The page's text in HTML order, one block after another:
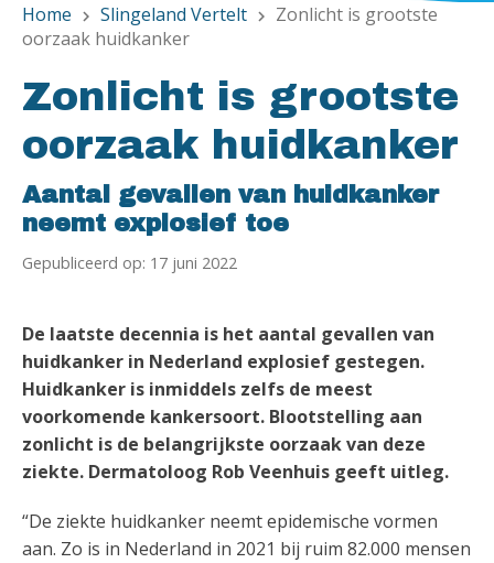
Home chevron_right Slingeland Vertelt chevron_right
Zonlicht is grootste
oorzaak huidkanker
Zonlicht is grootste
oorzaak huidkanker
Aantal gevallen van huidkanker
neemt explosief toe
Gepubliceerd op: 17 juni 2022
De laatste decennia is het aantal gevallen van
huidkanker in Nederland explosief gestegen.
Huidkanker is inmiddels zelfs de meest
voorkomende kankersoort. Blootstelling aan
zonlicht is de belangrijkste oorzaak van deze
ziekte. Dermatoloog Rob Veenhuis geeft uitleg.
“De ziekte huidkanker neemt epidemische vormen
aan. Zo is in Nederland in 2021 bij ruim 82.000 mensen